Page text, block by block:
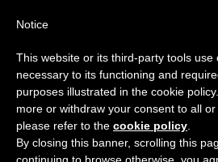
Vergleichende
Notice
This website or its third-party tools use
necessary to its functioning and
purposes illustrated in the cookie
more or withdraw your consent to all
please refer to the cookie policy
By closing this banner, scrolling this